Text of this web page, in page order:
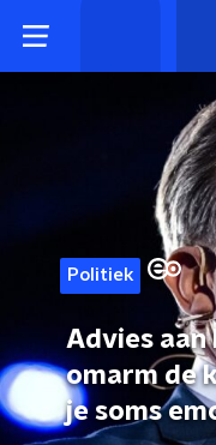
Politiek
Advies
omarm de
je soms